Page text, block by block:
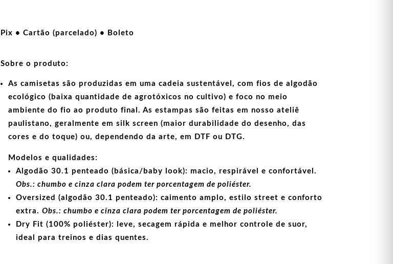
Pix • Cartão (parcelado) • Boleto
Sobre o produto:
As camisetas são produzidas em uma cadeia sustentável, com fios de algodão
ecológico (baixa quantidade de agrotóxicos no cultivo) e foco no meio
ambiente do fio ao produto final. As estampas são feitas em nosso ateliê
paulistano, geralmente em silk screen (maior durabilidade do desenho, das
cores e do toque) ou, dependendo da arte, em
DTF ou DTG.
Modelos e qualidades:
Algodão 30.1 penteado (básica/baby look): macio, respirável e confortável.
Obs.: chumbo e cinza clara podem ter porcentagem de poliéster.
Oversized (algodão 30.1 penteado): caimento amplo, estilo street e conforto
extra. Obs.: chumbo e cinza clara podem ter porcentagem de poliéster.
Dry Fit (100% poliéster):
leve, secagem rápida e melhor controle de suor,
ideal para treinos e dias quentes.